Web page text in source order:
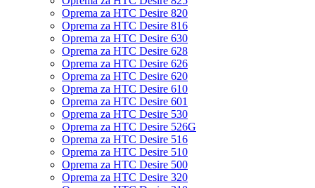
Oprema za HTC Desire 820
Oprema za HTC Desire 816
Oprema za HTC Desire 630
Oprema za HTC Desire 628
Oprema za HTC Desire 626
Oprema za HTC Desire 620
Oprema za HTC Desire 610
Oprema za HTC Desire 601
Oprema za HTC Desire 530
Oprema za HTC Desire 526G
Oprema za HTC Desire 516
Oprema za HTC Desire 510
Oprema za HTC Desire 500
Oprema za HTC Desire 320